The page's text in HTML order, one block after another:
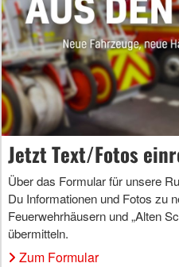
Jetzt Text/Fotos
Über das Formular für unsere
Du Informationen und Fotos zu
Feuerwehrhäusern und „Alten
übermitteln.
Zum Formular